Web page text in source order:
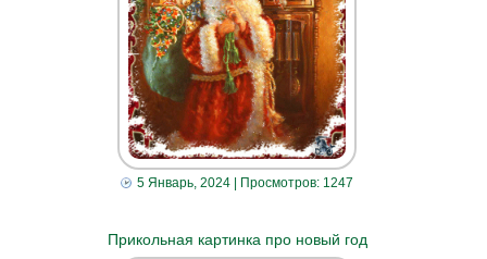
5 Январь, 2024 | Просмотров: 1247
Прикольная картинка про новый год